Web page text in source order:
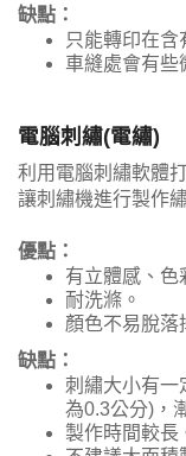
缺點：
只能轉印在含
車縫處會有些
電腦刺繡(電繡)
利用電腦刺繡軟體
讓刺繡機進行製作
優點：
有立體感、色
耐洗滌。
顏色不易脫落
缺點：
刺繡大小有一
為0.3公分)，
製作時間較長